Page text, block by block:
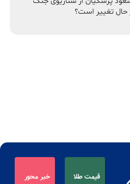
حال تغییر است؟
قیمت طلا خبر محور